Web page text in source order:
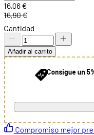
16,06 €
16,90 €
Cantidad
Añadir al carrito
Consigue un
Compromiso mejor